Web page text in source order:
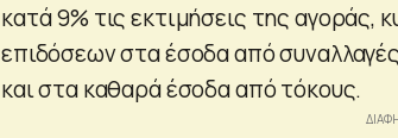
κατά 9% τις εκτιμήσεις της
επιδόσεων στα έσοδα από
και στα καθαρά έσοδα από τόκους.